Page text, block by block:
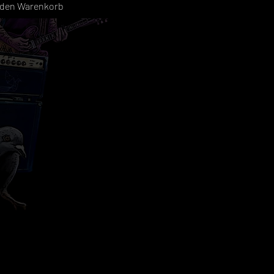
Warenkorb